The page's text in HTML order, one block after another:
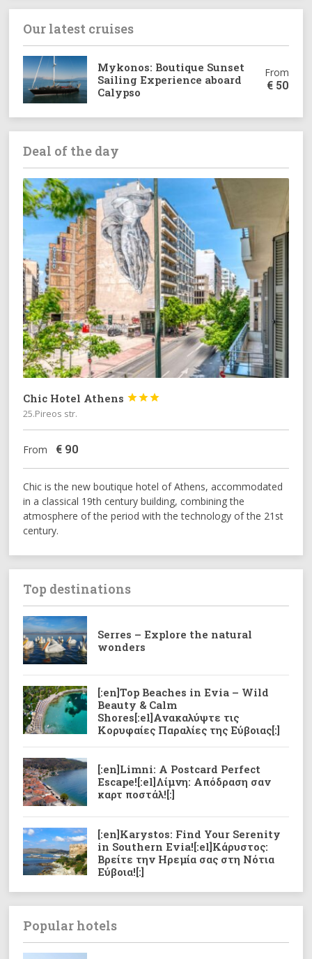
Our latest cruises
Mykonos: Boutique Sunset
Sailing Experience aboard
Calypso
From
€ 50
Deal of the day
Chic Hotel Athens 


25.Pireos str.
From € 90
Chic is the new boutique hotel of Athens, accommodated
in a classical 19th century building, combining the
atmosphere of the period with the technology of the 21st
century.
Top destinations
Serres – Explore the natural
wonders
[:en]Top Beaches in Evia – Wild
Beauty & Calm
Shores[:el]Ανακαλύψτε τις
Κορυφαίες Παραλίες της Εύβοιας[:]
[:en]Limni: A Postcard Perfect
Escape![:el]Λίμνη: Απόδραση σαν
καρτ ποστάλ![:]
[:en]Karystos: Find Your Serenity
in Southern Evia![:el]Κάρυστoς:
Βρείτε την Ηρεμία σας στη Νότια
Εύβοια![:]
Popular hotels